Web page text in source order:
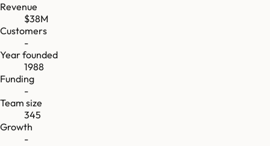
Revenue
$38M
Customers
-
Year founded
1988
Funding
-
Team size
345
Growth
-